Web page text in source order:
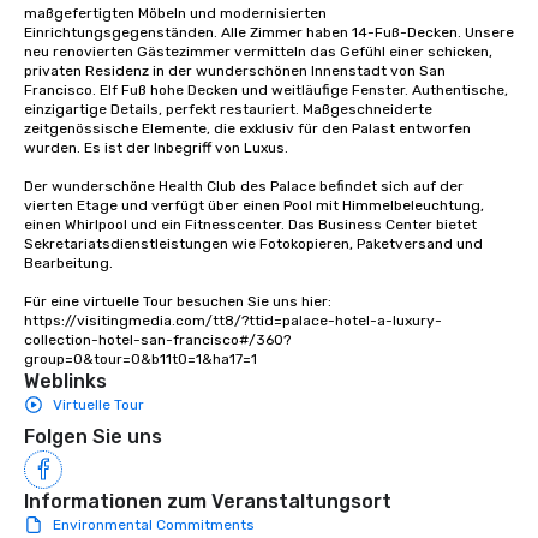
traverse along the
experiences not only
ways to network, but
way to do so. Large Groups Welcome
Lip Smacking Foodie
experiences can
groups from as few
as 500 guests,
a tour is stress-free
have nothing to
maßgefertigten Möbeln und modernisierten
Einrichtungsgegenständen. Alle Zimmer haben 14-Fuß-Decken. Unsere
neu renovierten Gästezimmer vermitteln das Gefühl einer schicken,
privaten Residenz in der wunderschönen Innenstadt von San
Francisco. Elf Fuß hohe Decken und weitläufige Fenster. Authentische,
einzigartige Details, perfekt restauriert. Maßgeschneiderte
zeitgenössische Elemente, die exklusiv für den Palast entworfen
wurden. Es ist der Inbegriff von Luxus.
Der wunderschöne Health Club des Palace befindet sich auf der
vierten Etage und verfügt über einen Pool mit Himmelbeleuchtung,
einen Whirlpool und ein Fitnesscenter. Das Business Center bietet
Sekretariatsdienstleistungen wie Fotokopieren, Paketversand und
Bearbeitung.
Für eine virtuelle Tour besuchen Sie uns hier:
https://visitingmedia.com/tt8/?ttid=palace-hotel-a-luxury-
collection-hotel-san-francisco#/360?
group=0&tour=0&b11t0=1&ha17=1
Weblinks
Virtuelle Tour
Folgen Sie uns
Informationen zum Veranstaltungsort
Environmental Commitments